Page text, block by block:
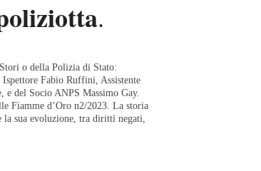
.
o della Polizia di Stato:
Fabio Ruffini, Assistente
e del Socio ANPS Massimo Gay.
Fiamme d’Oro n2/2023. La storia
sua evoluzione, tra diritti negati,